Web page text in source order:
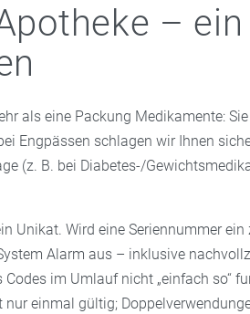
–
als eine Packung Medikamente:
Engpässen schlagen wir Ihnen
(z. B. bei Diabetes-/
Unikat. Wird eine Seriennummer ein
Alarm aus – inklusive
im Umlauf nicht „einfach so“
nur einmal gültig;